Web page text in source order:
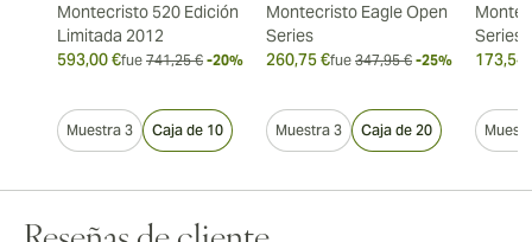
Montecristo 520 Edición
Limitada 2012
593,00 €fue 741,25 € -20%
Muestra 3 Caja de 10
Montecristo Eagle Open
Series
260,75 €fue 347,95 € -25%
Muestra 3 Caja de 20
Series
173,54